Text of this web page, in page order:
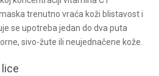
trenutno vraća koži blistavost i
se upotreba jedan do dva puta
sivo-žute ili neujednačene kože.